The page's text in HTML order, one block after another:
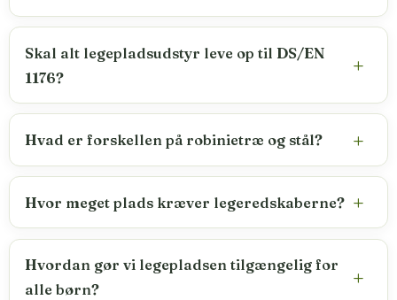
Skal alt legepladsudstyr leve op til DS/EN
1176?
Hvad er forskellen på robinietræ og stål?
Hvor meget plads kræver legeredskaberne?
Hvordan gør vi legepladsen tilgængelig for
alle børn?